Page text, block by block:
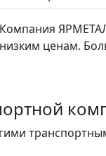
Компания
низким ценам.